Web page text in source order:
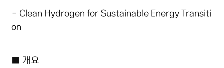
- Clean Hydrogen for Sustainable Energy Transiti
on
■ 개요